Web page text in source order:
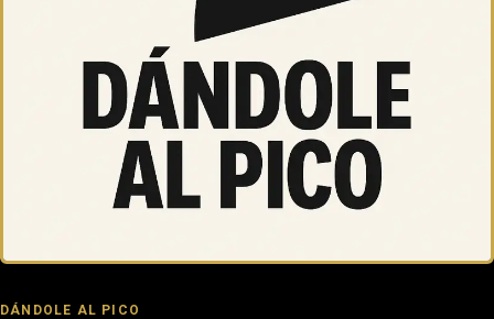
DÁNDOLE AL PICO